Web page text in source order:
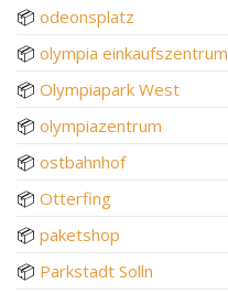
📦 odeonsplatz
📦 olympia einkaufszentrum
📦 Olympiapark West
📦 olympiazentrum
📦 ostbahnhof
📦 Otterfing
📦 paketshop
📦 Parkstadt Solln